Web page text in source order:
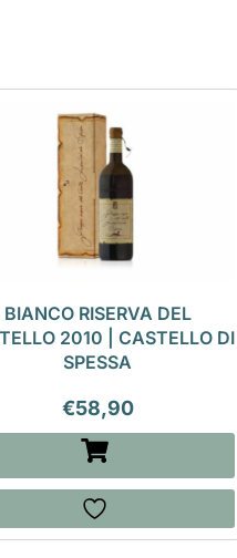
BIANCO RISERVA DEL
2010 | CASTELLO DI
SPESSA
€58,90